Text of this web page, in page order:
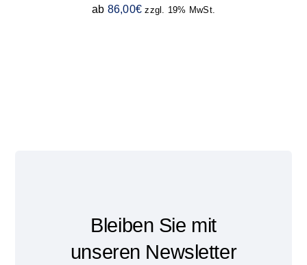
ab 86,00€ zzgl. 19% MwSt.
Bleiben Sie mit
unseren Newsletter